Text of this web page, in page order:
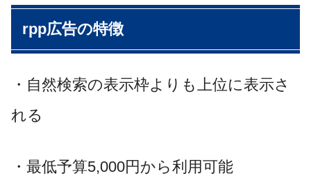
rpp広告の特徴
・自然検索の表示枠よりも上位に表示さ
れる
・最低予算5,000円から利用可能